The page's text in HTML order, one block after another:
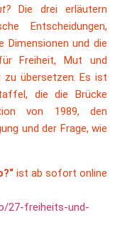
Die drei erläutern
Entscheidungen,
Dimensionen und die
Freiheit, Mut und
zu übersetzen. Es ist
die die Brücke
von 1989, den
und der Frage, wie
ist ab sofort online
27-freiheits-und-